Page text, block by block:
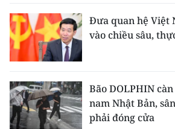
Chuyên trang TP. Hồ Chí Minh
CHUYÊN ĐỀ
VỀ BÁO NHÂN DÂN
Đưa quan hệ Việt
vào chiều sâu,
Bão DOLPHIN
nam Nhật Bản,
phải đóng cửa